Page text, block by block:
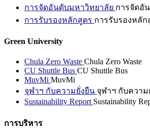
การจัดอันดับมหาวิทยาลัย การจัดอั
การรับรองหลักสูตร การรับรองหลัก
Green University
Chula Zero Waste Chula Zero Waste
CU Shuttle Bus CU Shuttle Bus
MuvMi MuvMi
จุฬาฯ กับความยั่งยืน จุฬาฯ กับความ
Sustainability Report Sustainability
การบริหาร